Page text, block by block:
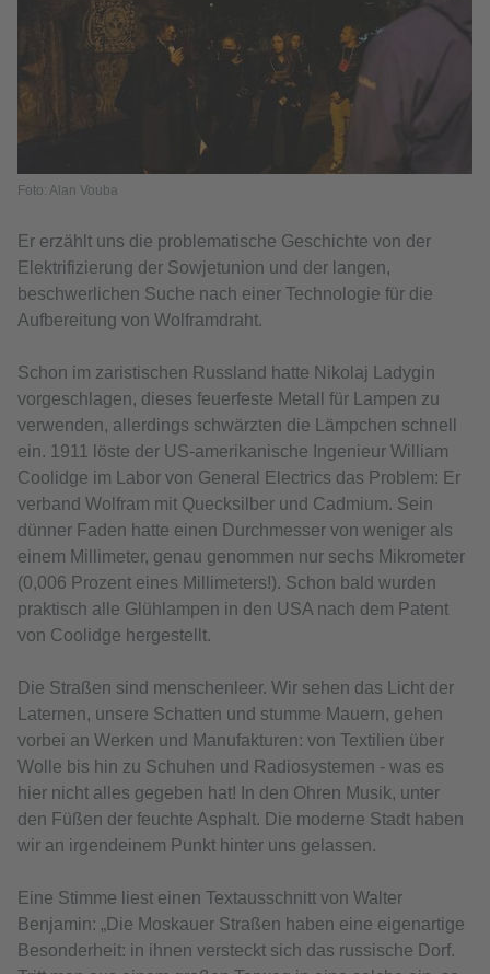
Foto: Alan Vouba
Er erzählt uns die problematische Geschichte von der
Elektrifizierung der Sowjetunion und der langen,
beschwerlichen Suche nach einer Technologie für die
Aufbereitung von Wolframdraht.
Schon im zaristischen Russland hatte Nikolaj Ladygin
vorgeschlagen, dieses feuerfeste Metall für Lampen zu
verwenden, allerdings schwärzten die Lämpchen schnell
ein. 1911 löste der US-amerikanische Ingenieur William
Coolidge im Labor von General Electrics das Problem: Er
verband Wolfram mit Quecksilber und Cadmium. Sein
dünner Faden hatte einen Durchmesser von weniger als
einem Millimeter, genau genommen nur sechs Mikrometer
(0,006 Prozent eines Millimeters!). Schon bald wurden
praktisch alle Glühlampen in den USA nach dem Patent
von Coolidge hergestellt.
Die Straßen sind menschenleer. Wir sehen das Licht der
Laternen, unsere Schatten und stumme Mauern, gehen
vorbei an Werken und Manufakturen: von Textilien über
Wolle bis hin zu Schuhen und Radiosystemen - was es
hier nicht alles gegeben hat! In den Ohren Musik, unter
den Füßen der feuchte Asphalt. Die moderne Stadt haben
wir an irgendeinem Punkt hinter uns gelassen.
Eine Stimme liest einen Textausschnitt von Walter
Benjamin: „Die Moskauer Straßen haben eine eigenartige
Besonderheit: in ihnen versteckt sich das russische Dorf.